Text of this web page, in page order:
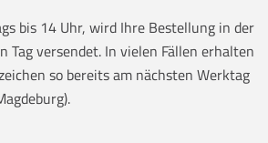
bis 14 Uhr, wird Ihre Bestellung in der
Tag versendet. In vielen Fällen erhalten
so bereits am nächsten Werktag